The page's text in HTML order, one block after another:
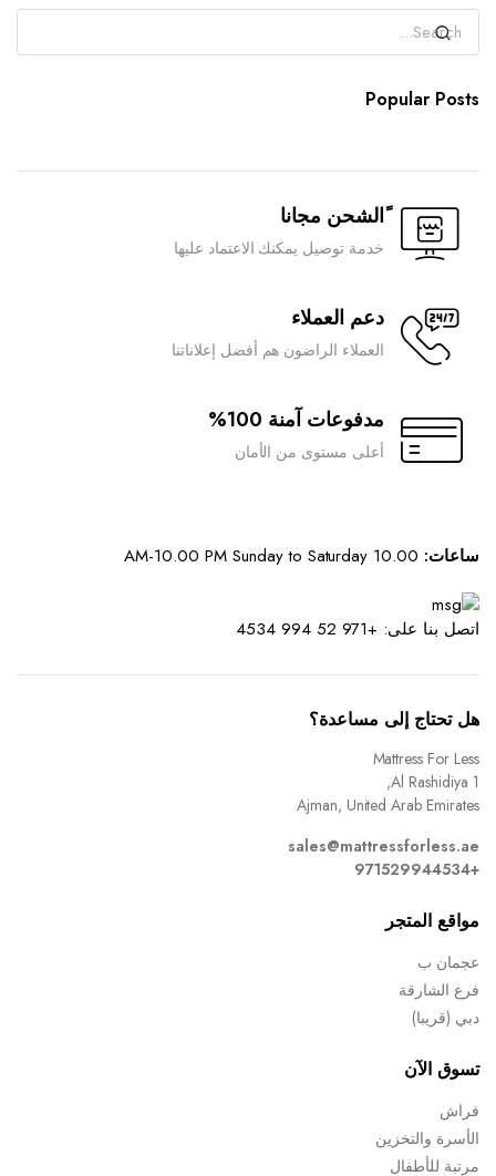
Popular Posts
ًالشحن مجانا
خدمة توصيل يمكنك الاعتماد عليها
دعم العملاء
العملاء الراضون هم أفضل إعلاناتنا
مدفوعات آمنة 100%
أعلى مستوى من الأمان
ساعات:
اتصل بنا على: +971 52 994 4534
هل تحتاج إلى مساعدة؟
Mattress For Less
Al Rashidiya 1,
Ajman, United Arab Emirates
sales@mattressforless.ae
+971529944534
مواقع المتجر
عجمان ب
فرع الشارقة
دبي (قريبا)
تسوق الآن
فراش
الأسرة والتخزين
مرتبة للأطفال